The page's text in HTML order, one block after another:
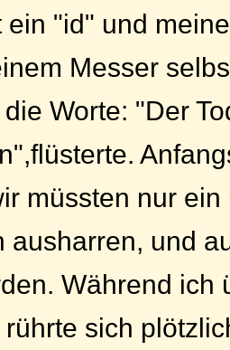
ein "id" und
Messer
Worte: "Der
müssten nur
ausharren, und
Während ich
sich